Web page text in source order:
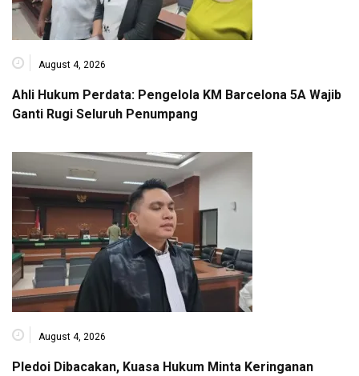
August 4, 2026
Ahli Hukum Perdata: Pengelola KM Barcelona 5A Wajib
Ganti Rugi Seluruh Penumpang
August 4, 2026
Pledoi Dibacakan, Kuasa Hukum Minta Keringanan